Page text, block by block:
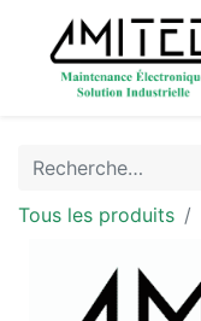
Tous les produits